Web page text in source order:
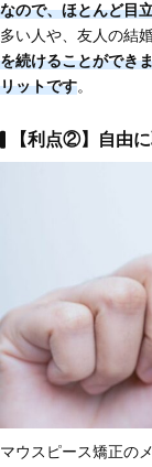
なので、ほとんど目
多い人や、友人の結
を続けることができ
リットです。
【利点②】自由
マウスピース矯正の